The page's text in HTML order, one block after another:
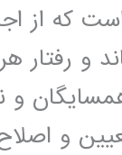
كه از
و رفتار
و
و